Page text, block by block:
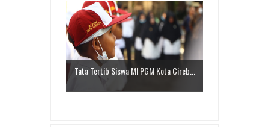
Tata Tertib Siswa MI PGM Kota Cireb...